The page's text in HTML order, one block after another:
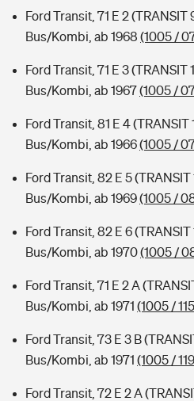
Ford Transit, 71 E 2 (TRANSIT
Bus/Kombi, ab 1968 (1005 /
Ford Transit, 71 E 3 (TRANSIT
Bus/Kombi, ab 1967(1005 /
Ford Transit, 81 E 4 (TRANSIT
Bus/Kombi, ab 1966(1005 /
Ford Transit, 82 E 5
Bus/Kombi, ab 1969(1005 /
Ford Transit, 82 E 6
Bus/Kombi, ab 1970(1005 /
Ford Transit, 71 E 2 A
Bus/Kombi, ab 1971 (1005 /
Ford Transit, 73 E 3 B
Bus/Kombi, ab 1971 (1005 /
Ford Transit, 72 E 2 A